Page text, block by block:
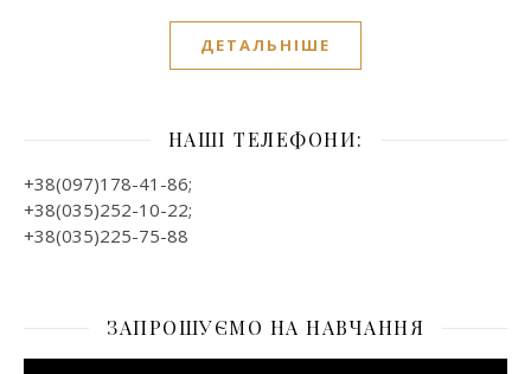
ДЕТАЛЬНІШЕ
НАШІ ТЕЛЕФОНИ:
+38(097)178-41-86;
+38(035)252-10-22;
+38(035)225-75-88
ЗАПРОШУЄМО НА НАВЧАННЯ